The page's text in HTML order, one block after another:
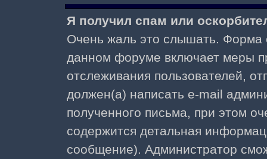
Я получил спам или
Очень жаль это слышать. Форма
данном форуме включает меры
отслеживания пользователей,
должен(а) написать e-mail
полученного письма, при этом
содержится детальная
сообщение). Администратор